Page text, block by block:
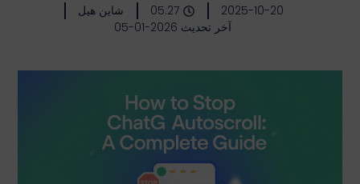
2025-10-20
05:27
شاين هيل
آخر تحديث 2026-01-05